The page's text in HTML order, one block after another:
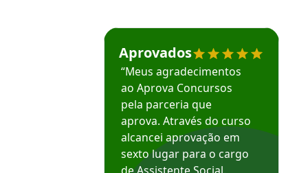
Estudante José recomenda o Aprova
Aprovados
“Meus agradecimentos
ao Aprova Concursos
pela parceria que
aprova. Através do curso
alcancei aprovação em
sexto lugar para o cargo